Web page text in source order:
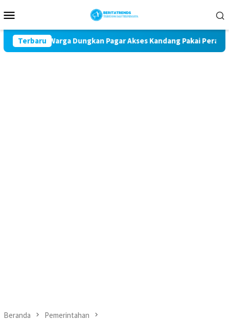
ke
Mobile
Terbaru
Warga Dungkan Pagar Akses Kandang Pakai Peraga Adat
Beranda Pemerintahan